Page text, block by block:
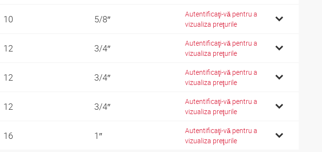
10 5/8″
Autentificaţi-vă pentru a
vizualiza preţurile
12 3/4″
Autentificaţi-vă pentru a
vizualiza preţurile
12 3/4″
Autentificaţi-vă pentru a
vizualiza preţurile
12 3/4″
Autentificaţi-vă pentru a
vizualiza preţurile
16 1″
Autentificaţi-vă pentru a
vizualiza preţurile